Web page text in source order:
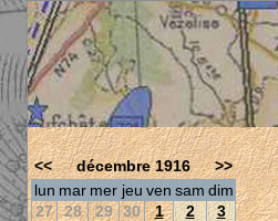
<< décembre 1916
>>
lun mar mer jeu ven sam dim
27 28 29 30 1 2
3